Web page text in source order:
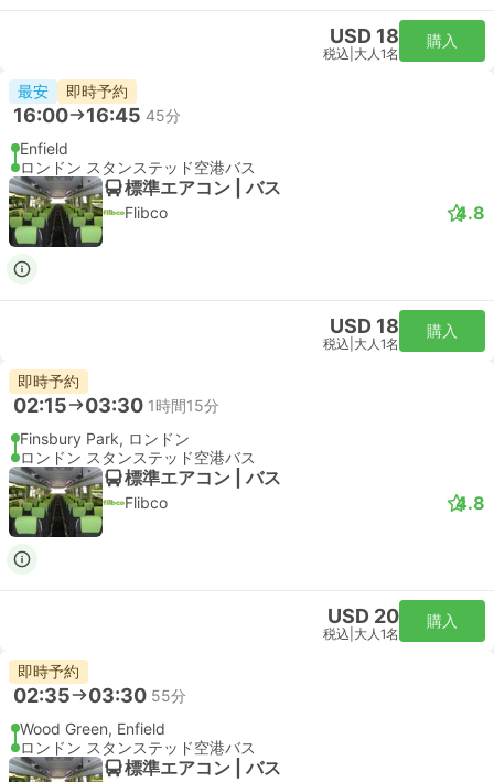
USD 32
税込 大人1名
購入
即時予約
06:51 07:40 49分
リバプールストリート駅, ロンドン
London Stansted Airport
スタンダード | 列車
Stansted Express
USD 32
税込 大人1名
購入
最速 即時予約
07:21 08:07 46分
リバプールストリート駅, ロンドン
London Stansted Airport
スタンダード | 列車
Stansted Express
USD 32
税込 大人1名
購入
即時予約
07:51 08:39 48分
リバプールストリート駅, ロンドン
London Stansted Airport
スタンダード | 列車